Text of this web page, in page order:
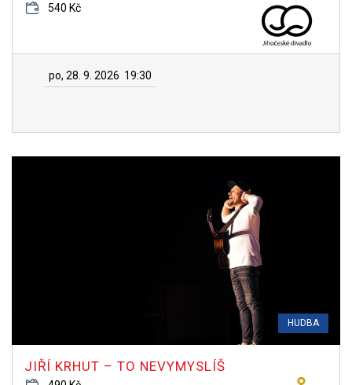
540 Kč
po, 28. 9. 2026 19:30
HUDBA
JIŘÍ KRHUT – TO NEVYMYSLÍŠ